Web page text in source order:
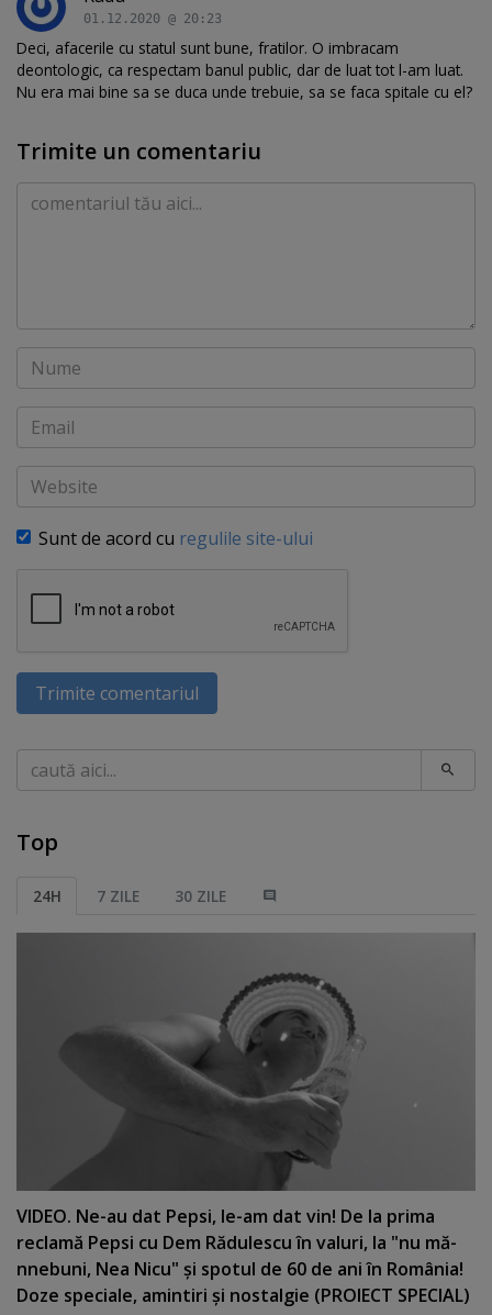
01.12.2020 @ 20:23
Deci, afacerile cu statul sunt bune, fratilor. O imbracam
deontologic, ca respectam banul public, dar de luat tot l-am luat.
Nu era mai bine sa se duca unde trebuie, sa se faca spitale cu el?
Trimite un comentariu
Comentariu
Nume
Email
Website
Sunt de acord cu regulile site-ului
Trimite comentariul
Caută
Top
24H 7 ZILE 30 ZILE
VIDEO. Ne-au dat Pepsi, le-am dat vin! De la prima
reclamă Pepsi cu Dem Rădulescu în valuri, la "nu mă-
nnebuni, Nea Nicu" şi spotul de 60 de ani în România!
Doze speciale, amintiri şi nostalgie (PROIECT SPECIAL)